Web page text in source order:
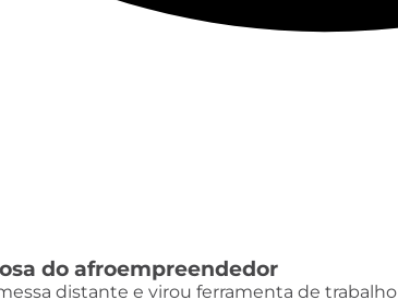
do afroempreendedor
distante e virou ferramenta de